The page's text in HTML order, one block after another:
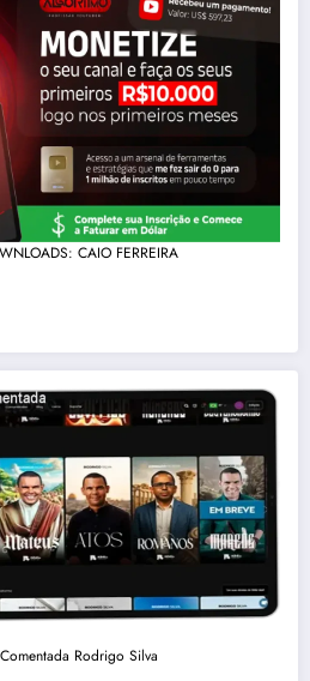
CAIO FERREIRA
Rodrigo Silva